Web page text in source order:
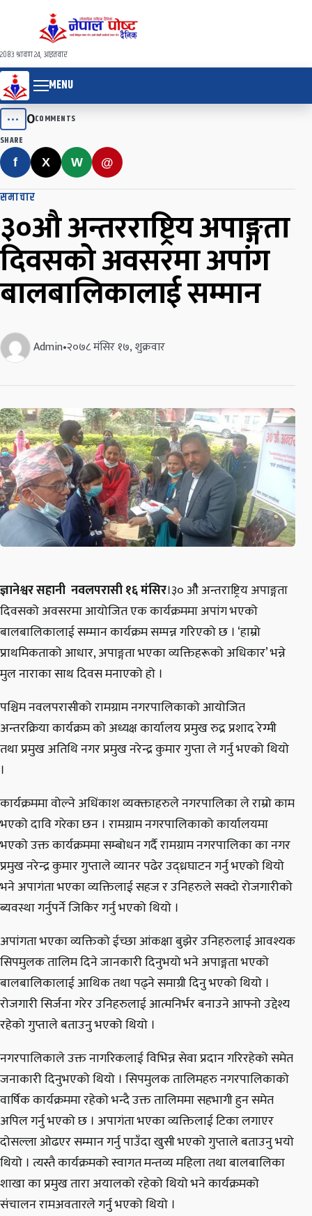
२०८३ श्रावण २४, आइतवार
MENU
••• 0COMMENTS
SHARE
f X W @
समाचार
३०औ अन्तरराष्ट्रिय अपाङ्गता
दिवसको अवसरमा अपांग
बालबालिकालाई सम्मान
Admin•२०७८ मंसिर १७, शुक्रवार
ज्ञानेश्वर सहानी नवलपरासी १६ मंसिर।३० औै अन्तराष्ट्रिय अपाङ्गता
दिवसको अवसरमा आयोजित एक कार्यक्रममा अपांग भएको
बालबालिकालाई सम्मान कार्यक्रम सम्पन्न गरिएको छ । ‘हाम्रो
प्राथमिकताको आधार, अपाङ्गता भएका व्यक्तिहरूको अधिकार’ भन्ने
मुल नाराका साथ दिवस मनाएको हो ।
पश्चिम नवलपरासी‌को रामग्राम नगरपालिकाको‌ आयोजित
अन्तरक्रिया कार्यक्रम‌ को अध्यक्ष कार्यालय प्रमुख रुद्र प्रशाद रेग्मी
तथा प्रमुख अतिथि नगर प्रमुख नरेन्द्र कुमार गुप्ता ले गर्नु भएको थियो
।
कार्यक्रम‌मा वोल्ने अधिंकाश व्यक्क्ताहरुले नगरपालिका ले राम्रो काम
भएको दावि गरेका छन । रामग्राम नगरपालिकाको कार्यालयमा
भएको उक्त कार्यक्रममा सम्बोधन गर्दै रामग्राम नगरपालिका का नगर
प्रमुख नरेन्द्र कुमार गुप्ताले व्यानर पढेर उद्ध्रघाटन गर्नु भएको थियो
भने अपागंता भएका व्यक्तिलाई सहज र उनिहरुले सक्दो रोजगारीको
ब्यवस्था गर्नुपर्ने जिकिर गर्नु भएको थियो ।
अपांगता भएका व्यक्तिको ईच्छा आंकक्षा बुझेर उनिहरुलाई आवश्यक
सिपमुलक तालिम दिने जानकारी दिनुभयो भने अपाङ्गता भएको
बालबालिकालाई आथिक तथा पढ्ने समाग्री दिनु भएको थियो ।
रोजगारी सिर्जना गरेर उनिहरुलाई आत्मनिर्भर बनाउने आफ्नो उद्देश्य
रहेको गुप्ताले बताउनु भएको थियो ।
नगरपालिकाले उक्त नागरिकलाई विभिन्न सेवा प्रदान गरिरहेको समेत
जनाकारी दिनुभएको थियो । सिपमुलक तालिमहरु नगरपालिकाको
वार्षिक कार्यक्रममा रहेको भन्दै उक्त तालिममा सहभागी हुन समेत
अपिल गर्नु भएको छ । अपागंता भएका व्यक्तिलाई टिका लगाएर
दोसल्ला ओढएर सम्मान गर्नु पाउँदा खुसी भएको गुप्ताले बताउनु भयो
थियो‌ । त्यस्तै कार्यक्रमको स्वागत मन्तव्य महिला तथा बालबालिका
शाखा का प्रमुख तारा अयालको रहेको थियो भने कार्यक्रमको
संचालन रामअवतारले गर्नु भएको थियो ।